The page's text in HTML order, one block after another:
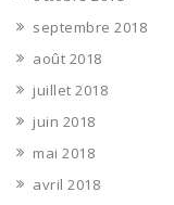
septembre 2018
août 2018
juillet 2018
juin 2018
mai 2018
avril 2018